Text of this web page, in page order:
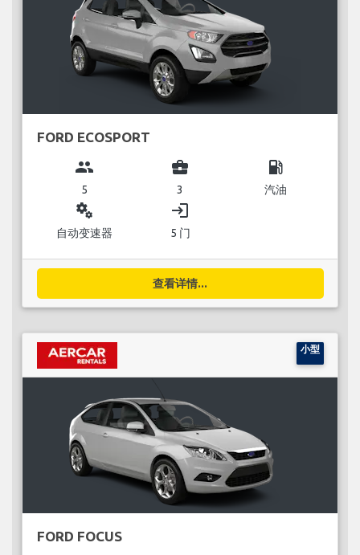
FORD ECOSPORT
group
5
business_center
3
local_gas_station
汽油
miscellaneous_services
自动变速器
login
5 门
查看详情...
小型
FORD FOCUS